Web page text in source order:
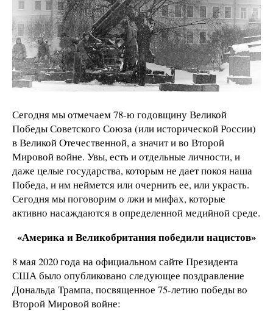
Сегодня мы отмечаем 78-ю годовщину Великой
Победы Советского Союза (или исторической России)
в Великой Отечественной, а значит и во Второй
Мировой войне. Увы, есть и отдельные личности, и
даже целые государства, которым не дает покоя наша
Победа, и им неймется или очернить ее, или украсть.
Сегодня мы поговорим о лжи и мифах, которые
активно насаждаются в определенной медийной среде.
«Америка и Великобритания победили нацистов»
8 мая 2020 года на официальном сайте Президента
США было опубликовано следующее поздравление
Дональда Трампа, посвященное 75-летию победы во
Второй Мировой войне: